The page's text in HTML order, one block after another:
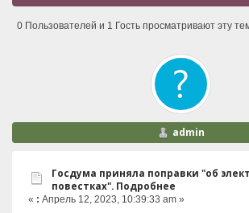
0 Пользователей и 1 Гость просматривают эту
admin
Госдума приняла поправки "об
повестках". Подробнее
« : Апрель 12, 2023, 10:39:33 am »